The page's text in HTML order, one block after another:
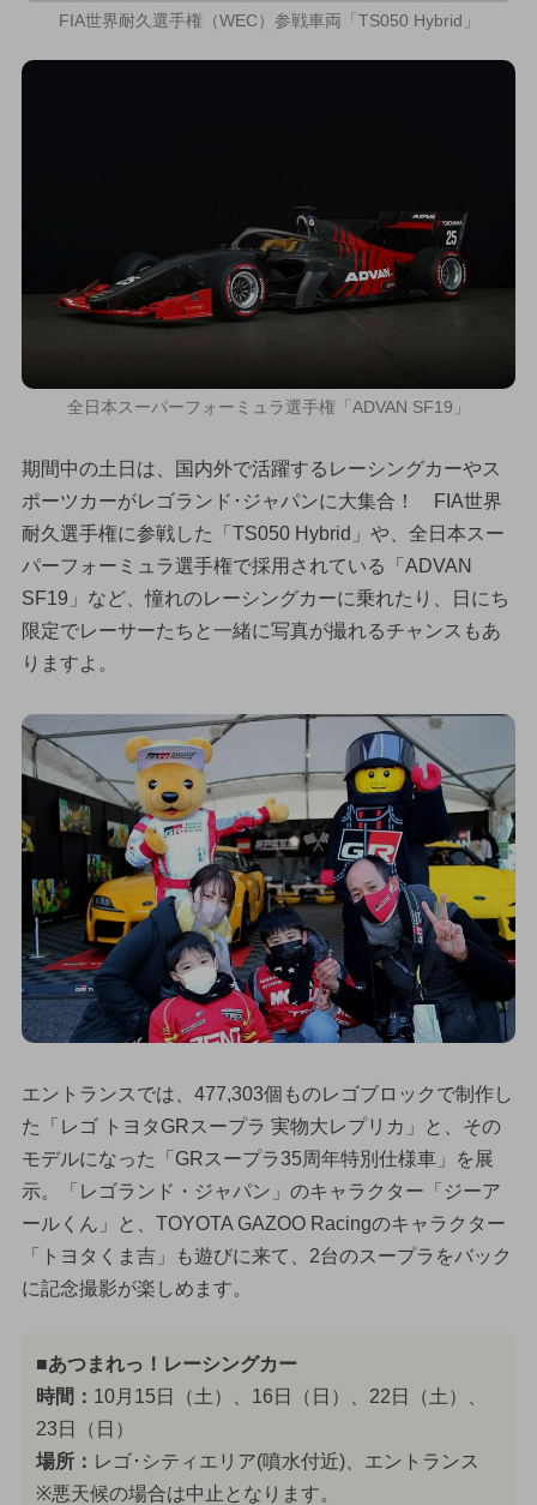
FIA世界耐久選手権（WEC）参戦車両「TS050 Hybrid」
全日本スーパーフォーミュラ選手権「ADVAN SF19」
期間中の土日は、国内外で活躍するレーシングカーやス
ポーツカーがレゴランド･ジャパンに大集合！ FIA世界
耐久選手権に参戦した「TS050 Hybrid」や、全日本スー
パーフォーミュラ選手権で採用されている「ADVAN
SF19」など、憧れのレーシングカーに乗れたり、日にち
限定でレーサーたちと一緒に写真が撮れるチャンスもあ
りますよ。
エントランスでは、477,303個ものレゴブロックで制作し
た「レゴ トヨタGRスープラ 実物大レプリカ」と、その
モデルになった「GRスープラ35周年特別仕様車」を展
示。「レゴランド・ジャパン」のキャラクター「ジーア
ールくん」と、TOYOTA GAZOO Racingのキャラクター
「トヨタくま吉」も遊びに来て、2台のスープラをバック
に記念撮影が楽しめます。
■あつまれっ！レーシングカー
時間： 10月15日（土）、16日（日）、22日（土）、
23日（日）
場所： レゴ･シティエリア(噴水付近)、エントランス
※悪天候の場合は中止となります。